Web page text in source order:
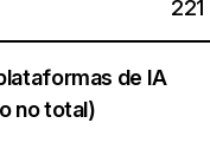
221
de IA
no total)